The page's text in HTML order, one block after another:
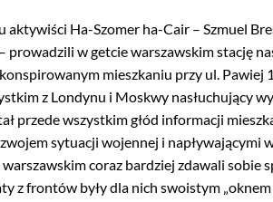
Ha-Szomer ha-Cair – Szmuel
w getcie warszawskim stację
mieszkaniu przy ul. Pawiej
z Londynu i Moskwy nasłuchujący
przede wszystkim głód informacji
sytuacji wojennej i napływającymi
coraz bardziej zdawali sobie
z frontów były dla nich swoistym „oknem